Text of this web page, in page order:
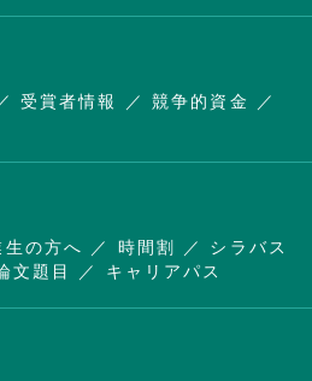
受賞者情報
競争的資金
生の方へ 時間割
シラバス
文題目 キャリアパス